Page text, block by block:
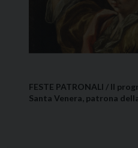
FESTE PATRONALI / Il
Santa Venera, patrona